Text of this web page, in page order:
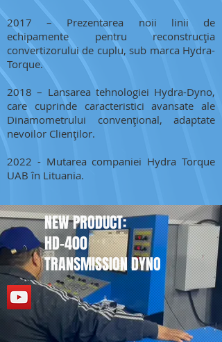
2017 – Prezentarea noii linii de
echipamente pentru reconstrucția
convertizorului de cuplu, sub marca Hydra-
Torque.
2018 – Lansarea tehnologiei Hydra-Dyno,
care cuprinde caracteristici avansate ale
Dinamometrului convențional, adaptate
nevoilor Clienților.
2022 - Mutarea companiei Hydra Torque
UAB în Lituania.
NEW PRODUCT:
HD-400
TRANSMISSION DYNO